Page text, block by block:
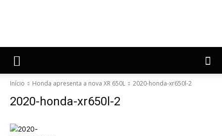
Início Honda apresenta a nova XR 650L 2020-honda-xr650l-2
2020-honda-xr650l-2